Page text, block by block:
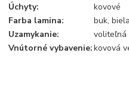
Úchyty:
kovové
Farba lamina:
buk,
Uzamykanie:
voliteľná
Vnútorné vybavenie:kovová